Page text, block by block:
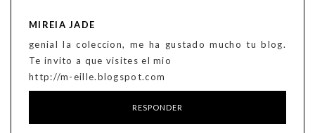
MIREIA JADE
genial la coleccion, me ha gustado mucho tu blog.
Te invito a que visites el mio
http://m-eille.blogspot.com
RESPONDER